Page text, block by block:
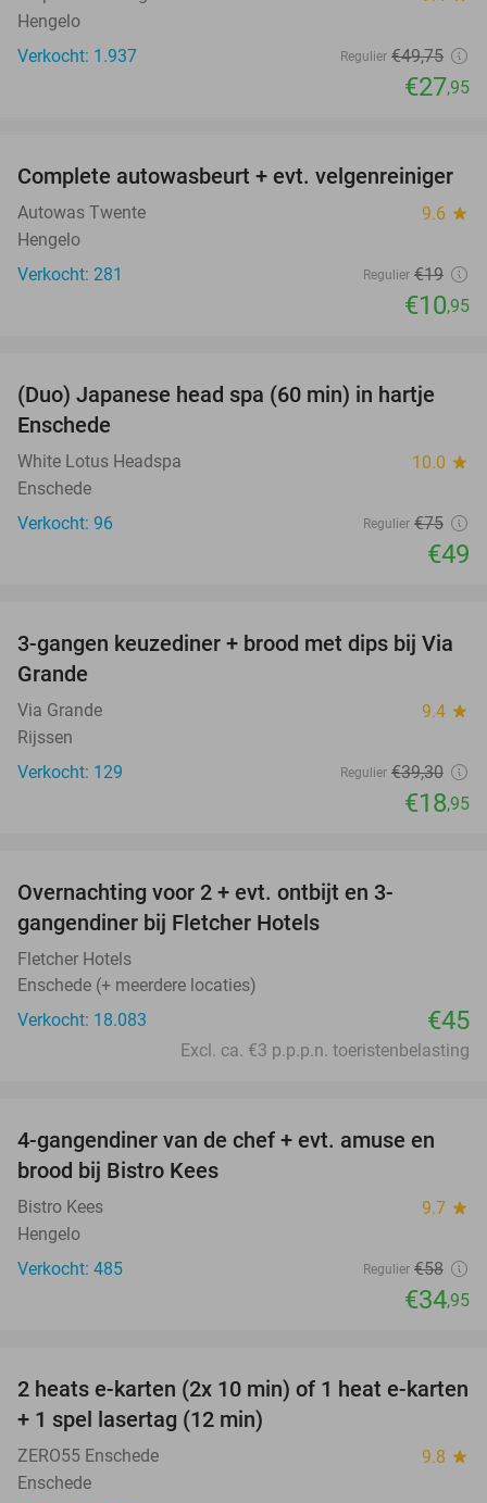
Hengelo
Verkocht: 1.937
Regulier €49,75
€27,95
42%
Complete autowasbeurt + evt. velgenreiniger
Autowas Twente 9.6 star
Hengelo
Verkocht: 281
Regulier €19
€10,95
35%
(Duo) Japanese head spa (60 min) in hartje
Enschede
White Lotus Headspa 10.0 star
Enschede
Verkocht: 96
Regulier €75
€49
52%
3-gangen keuzediner + brood met dips bij Via
Grande
Via Grande 9.4 star
Rijssen
Verkocht: 129
Regulier €39,30
€18,95
Overnachting voor 2 + evt. ontbijt en 3-
gangendiner bij Fletcher Hotels
Fletcher Hotels
Enschede (+ meerdere locaties)
Verkocht: 18.083
€45
Excl. ca. €3 p.p.p.n. toeristenbelasting
40%
4-gangendiner van de chef + evt. amuse en
brood bij Bistro Kees
Bistro Kees 9.7 star
Hengelo
Verkocht: 485
Regulier €58
€34,95
32%
2 heats e-karten (2x 10 min) of 1 heat e-karten
+ 1 spel lasertag (12 min)
ZERO55 Enschede 9.8 star
Enschede